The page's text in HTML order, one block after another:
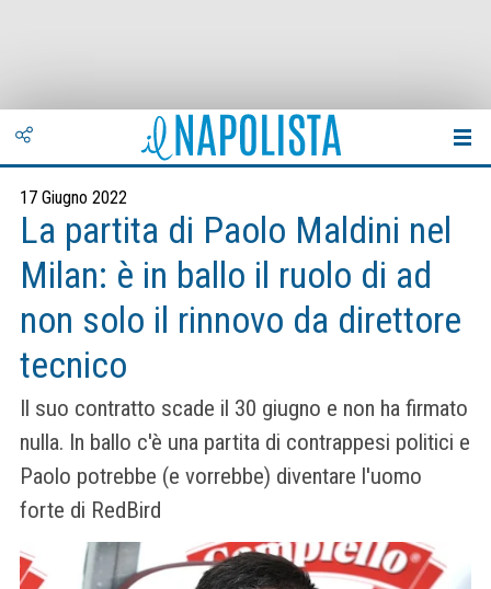
17 Giugno 2022
La partita di Paolo Maldini nel
Milan: è in ballo il ruolo di ad
non solo il rinnovo da direttore
tecnico
Il suo contratto scade il 30 giugno e non ha firmato
nulla. In ballo c'è una partita di contrappesi politici e
Paolo potrebbe (e vorrebbe) diventare l'uomo
forte di RedBird